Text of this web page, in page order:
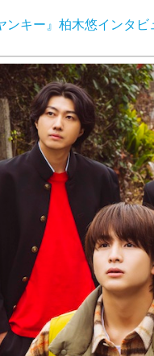
ンキー』柏木悠インタビ